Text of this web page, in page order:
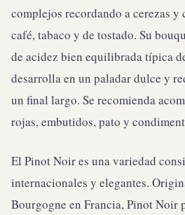
complejos recordando a cerezas y
café, tabaco y de tostado. Su
de acidez bien equilibrada típica
desarrolla en un paladar dulce y
un final largo. Se recomienda
rojas, embutidos, pato y
El Pinot Noir es una variedad
internacionales y elegantes.
Bourgogne en Francia, Pinot Noir